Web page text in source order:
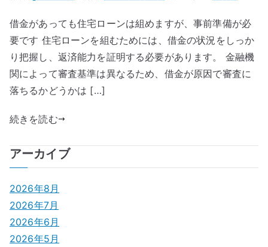
借金があっても住宅ローンは組めますが、事前準備が必
要です 住宅ローンを組むためには、借金の状況をしっか
り把握し、返済能力を証明する必要があります。 金融機
関によって審査基準は異なるため、借金が原因で審査に
落ちるかどうかは […]
続きを読む
アーカイブ
2026年8月
2026年7月
2026年6月
2026年5月